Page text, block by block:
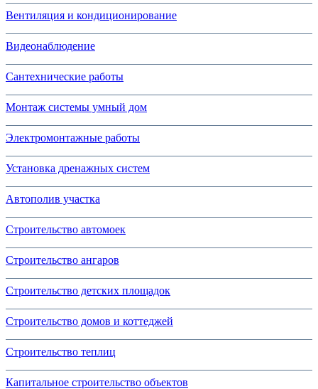
Вентиляция и кондиционирование
Видеонаблюдение
Сантехнические работы
Монтаж системы умный дом
Электромонтажные работы
Установка дренажных систем
Автополив участка
Строительство автомоек
Строительство ангаров
Строительство детских площадок
Строительство домов и коттеджей
Строительство теплиц
Капитальное строительство объектов